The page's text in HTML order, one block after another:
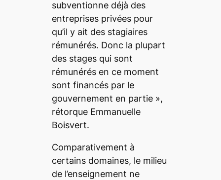
subventionne déjà des
entreprises privées pour
qu’il y ait des stagiaires
rémunérés. Donc la plupart
des stages qui sont
rémunérés en ce moment
sont financés par le
gouvernement en partie »,
rétorque Emmanuelle
Boisvert.
Comparativement à
certains domaines, le milieu
de l’enseignement ne